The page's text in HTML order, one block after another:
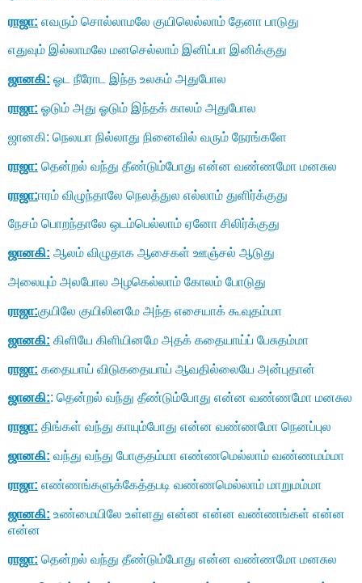
ராஜா: எவரும் சொல்லாமலே குயிலெல்லாம் தேனா பாடுது
எதுவும் இல்லாமலே மனசெல்லாம் இனிப்பா இனிக்குது
ஜானகி: ஓட நீரோட இந்த உலகம் அதுபோல
ராஜா: ஓடும் அது ஓடும் இந்தக் காலம் அதுபோல
ஜானகி: நெலயா நில்லாது நினைவில் வரும் நேரங்களே
ராஜா: தென்றல் வந்து தீண்டும்போது என்ன வண்ணமோ மனசுல
ராஜா:ஈரம் விழுந்தாலே நெலத்துல எல்லாம் துளிர்க்குது
நேசம் பொறந்தாலே ஒடம்பெல்லாம் ஏனோ சிலிர்க்குது
ஜானகி: ஆலம் விழுதாக ஆசைகள் ஊஞ்சல் ஆடுது
அலையும் அலபோல அழகெல்லாம் கோலம் போடுது
ராஜா:குயிலே குயிலினமே அந்த எசையாக் கூவுதம்மா
ஜானகி: கிளியே கிளியினமே அதக் கதையாய்ப் பேசுதம்மா
ராஜா: கதையாய் விடுகதையாய் ஆவதில்லையே அன்புதான்
ஜானகி:: தென்றல் வந்து தீண்டும்போது என்ன வண்ணமோ மனசுல
ராஜா: திங்கள் வந்து காயும்போது என்ன வண்ணமோ நெனப்புல
ஜானகி: வந்து வந்து போகுதம்மா எண்ணமெல்லாம் வண்ணமம்மா
ராஜா: எண்ணங்களுக்கேத்தபடி வண்ணமெல்லாம் மாறுமம்மா
ஜானகி: உண்மையிலே உள்ளது என்ன என்ன வண்ணங்கள் என்ன
என்ன
ராஜா: தென்றல் வந்து தீண்டும்போது என்ன வண்ணமோ மனசுல